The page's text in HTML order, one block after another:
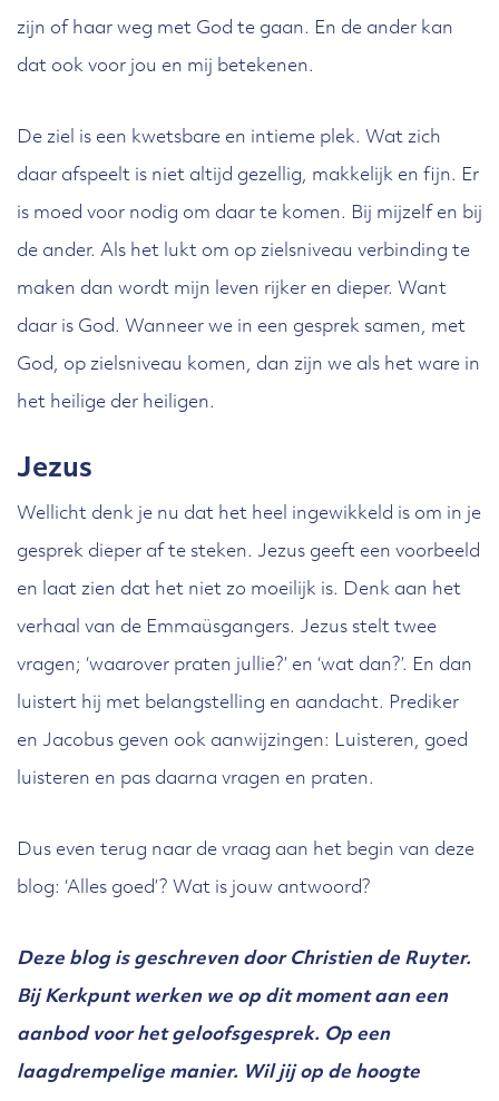
zijn of haar weg met God te gaan. En de ander kan
dat ook voor jou en mij betekenen.
De ziel is een kwetsbare en intieme plek. Wat zich
daar afspeelt is niet altijd gezellig, makkelijk en fijn. Er
is moed voor nodig om daar te komen. Bij mijzelf en bij
de ander. Als het lukt om op zielsniveau verbinding te
maken dan wordt mijn leven rijker en dieper. Want
daar is God. Wanneer we in een gesprek samen, met
God, op zielsniveau komen, dan zijn we als het ware in
het heilige der heiligen.
Jezus
Wellicht denk je nu dat het heel ingewikkeld is om in je
gesprek dieper af te steken. Jezus geeft een voorbeeld
en laat zien dat het niet zo moeilijk is. Denk aan het
verhaal van de Emmaüsgangers. Jezus stelt twee
vragen; ‘waarover praten jullie?’ en ‘wat dan?’. En dan
luistert hij met belangstelling en aandacht. Prediker
en Jacobus geven ook aanwijzingen: Luisteren, goed
luisteren en pas daarna vragen en praten.
Dus even terug naar de vraag aan het begin van deze
blog: ‘Alles goed’? Wat is jouw antwoord?
Deze blog is geschreven door Christien de Ruyter.
Bij Kerkpunt werken we op dit moment aan een
aanbod voor het geloofsgesprek. Op een
laagdrempelige manier. Wil jij op de hoogte